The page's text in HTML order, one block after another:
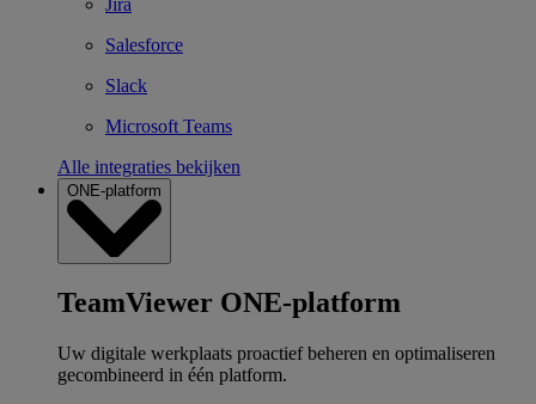
Jira
Salesforce
Slack
Microsoft Teams
Alle integraties bekijken
ONE-platform
TeamViewer ONE-platform
Uw digitale werkplaats proactief beheren en optimaliseren
gecombineerd in één platform.